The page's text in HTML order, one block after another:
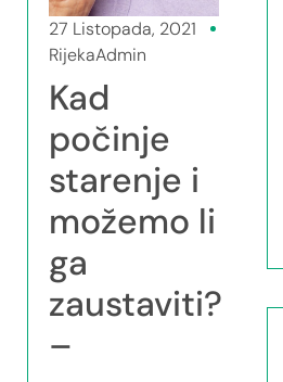
27 Listopada, 2021
RijekaAdmin
Kad
počinje
starenje i
možemo li
ga
zaustaviti?
–